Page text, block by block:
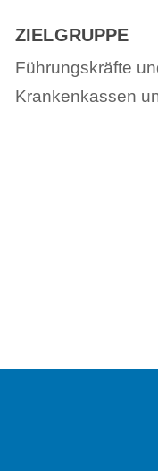
ZIELGRUPPE
Führungskräfte
Krankenkassen